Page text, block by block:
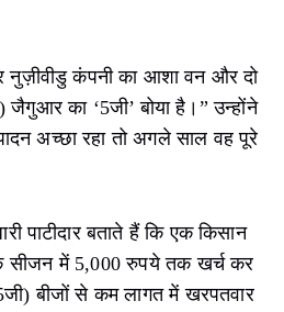
नुज़ीवीडु कंपनी का आशा वन और दो
का ‘5जी’ बोया है।” उन्होंने
अच्छा रहा तो अगले साल वह पूरे
पाटीदार बताते हैं कि एक किसान
सीजन में 5,000 रुपये तक खर्च कर
बीजों से कम लागत में खरपतवार